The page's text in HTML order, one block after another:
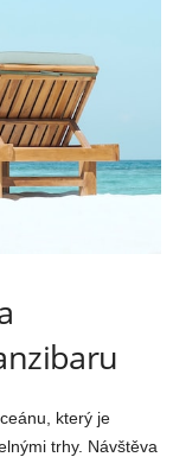
který je
trhy. Návštěva